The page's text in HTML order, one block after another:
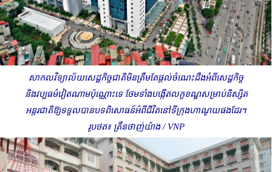
សាកលវិទ្យាល័យសេដ្ឋកិច្ចជាតិមិនត្រឹមតែផ្តល់ចំណេះដឹងអំពីសេដ្ឋកិច្ច
និងវប្បធម៌វៀតណាមប៉ុណ្ណោះទេ ថែមទាំងបង្កើតលក្ខខណ្ឌសម្រាប់និស្សិត
អន្តរជាតិឱ្យទទួលបានបទពិសោធន៍អំពីជីវិតនៅទីក្រុងហាណូយផងដែរ។
រូបថត៖ ត្រឹនថាញ់យ៉ាង / VNP